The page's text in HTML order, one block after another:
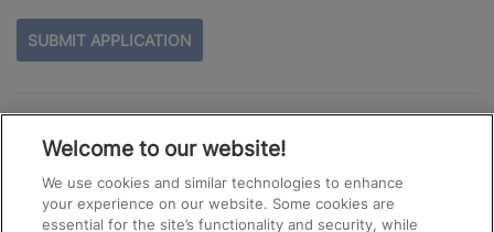
PEOPLE
SHOULD
NOT
PUT
ANYTHING
HERE.
See All Jobs
Welcome to our website!
We use cookies and similar technologies to enhance
your experience on our website. Some cookies are
essential for the site’s functionality and security, while